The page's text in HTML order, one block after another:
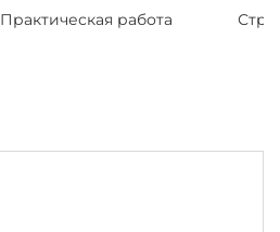
Практическая работа